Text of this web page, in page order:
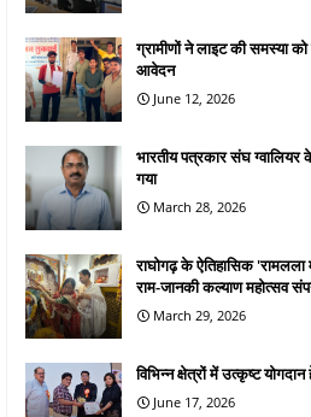
ग्रामीणों ने लाइट की समस्या
आवेदन
June 12, 2026
भारतीय पत्रकार संघ ग्वालियर
गया
March 28, 2026
राघोगढ़ के ऐतिहासिक 'रामलला
राम-जानकी कल्याण महोत्सव
March 29, 2026
विभिन्न क्षेत्रों में उत्कृष्ट
June 17, 2026